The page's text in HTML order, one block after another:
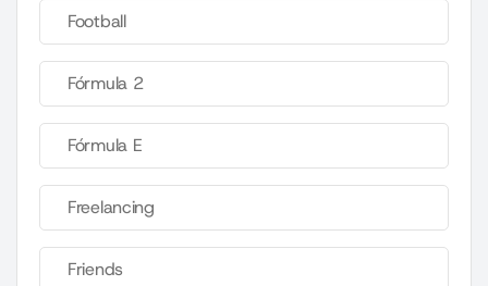
Football
Fórmula 2
Fórmula E
Freelancing
Friends